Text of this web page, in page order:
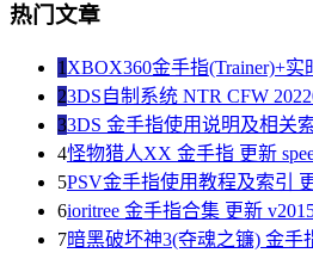
热门文章
1 XBOX360金手指(Trainer)+
23DS自制系统 NTR CFW
33DS 金手指使用说明及相关
4怪物猎人XX 金手指 更新
5PSV金手指使用教程及索引
6ioritree 金手指合集 更新
7暗黑破坏神3(夺魂之镰) 金手